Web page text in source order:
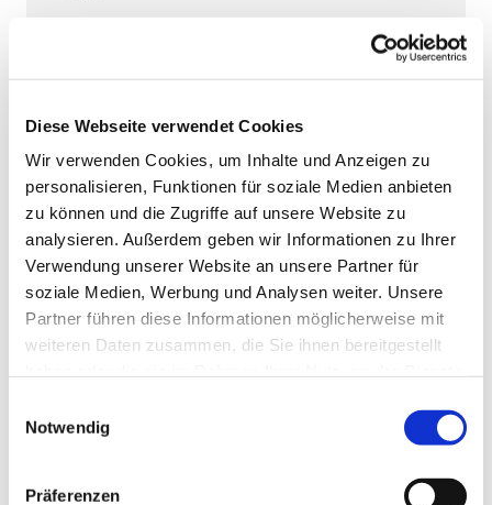
Diese Webseite verwendet Cookies
Wir verwenden Cookies, um Inhalte und Anzeigen zu
personalisieren, Funktionen für soziale Medien anbieten
zu können und die Zugriffe auf unsere Website zu
analysieren. Außerdem geben wir Informationen zu Ihrer
Verwendung unserer Website an unsere Partner für
soziale Medien, Werbung und Analysen weiter. Unsere
Partner führen diese Informationen möglicherweise mit
weiteren Daten zusammen, die Sie ihnen bereitgestellt
Notwendig
Präferenzen
Maria Rosenkranzkönigin, Demmin,
Reiferstraße 2A, 17109 Demmin